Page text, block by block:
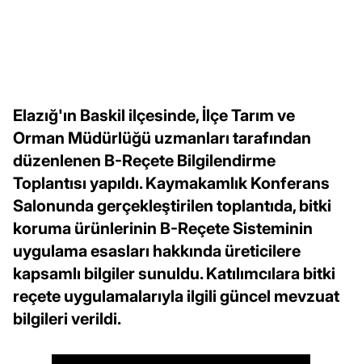
Elazığ'ın Baskil ilçesinde, İlçe Tarım ve
Orman Müdürlüğü uzmanları tarafından
düzenlenen B-Reçete Bilgilendirme
Toplantısı yapıldı. Kaymakamlık Konferans
Salonunda gerçekleştirilen toplantıda, bitki
koruma ürünlerinin B-Reçete Sisteminin
uygulama esasları hakkında üreticilere
kapsamlı bilgiler sunuldu. Katılımcılara bitki
reçete uygulamalarıyla ilgili güncel mevzuat
bilgileri verildi.